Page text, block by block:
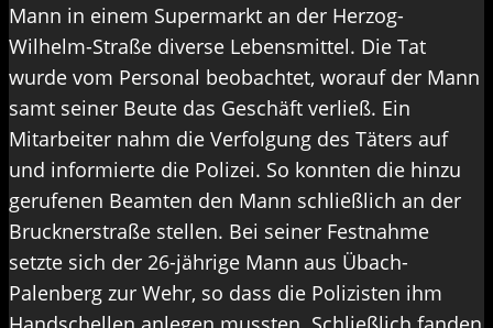
Mann in einem Supermarkt an der Herzog-
Wilhelm-Straße diverse Lebensmittel. Die Tat
wurde vom Personal beobachtet, worauf der Mann
samt seiner Beute das Geschäft verließ. Ein
Mitarbeiter nahm die Verfolgung des Täters auf
und informierte die Polizei. So konnten die hinzu
gerufenen Beamten den Mann schließlich an der
Brucknerstraße stellen. Bei seiner Festnahme
setzte sich der 26-jährige Mann aus Übach-
Palenberg zur Wehr, so dass die Polizisten ihm